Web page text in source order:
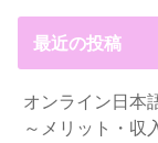
最近の投稿
オンライン日本
～メリット・収